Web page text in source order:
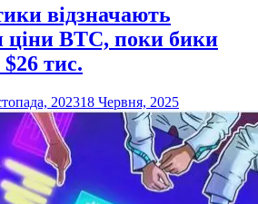
відзначають
ціни BTC, поки бики
тис.
202318 Червня, 2025